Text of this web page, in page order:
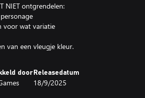
NIET ontgrendelen:
voor wat variatie
door Releasedatum
18/9/2025